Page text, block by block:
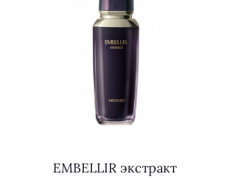
EMBELLIR экстракт